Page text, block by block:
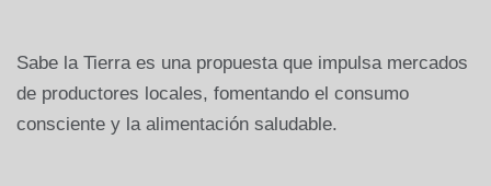
Sabe la Tierra es una propuesta que impulsa mercados
de productores locales, fomentando el consumo
consciente y la alimentación saludable.